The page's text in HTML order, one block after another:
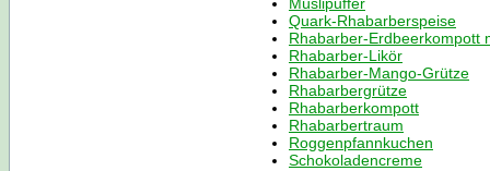
Quark-Rhabarberspeise
Rhabarber-Erdbeerkompott
Rhabarber-Likör
Rhabarber-Mango-Grütze
Rhabarbergrütze
Rhabarberkompott
Rhabarbertraum
Roggenpfannkuchen
Schokoladencreme